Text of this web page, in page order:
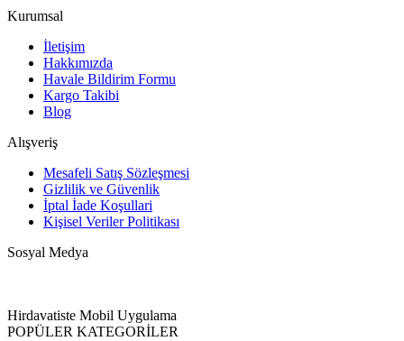
Kurumsal
İletişim
Hakkımızda
Havale Bildirim Formu
Kargo Takibi
Blog
Alışveriş
Mesafeli Satış Sözleşmesi
Gizlilik ve Güvenlik
İptal İade Koşullari
Kişisel Veriler Politikası
Sosyal Medya
Hirdavatiste Mobil Uygulama
POPÜLER KATEGORİLER